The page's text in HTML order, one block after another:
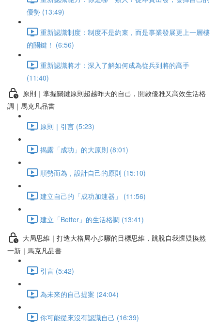
優勢 (13:49)
重新認識制度：制度不是約束，而是事業發展更上一層樓
的關鍵！ (6:56)
重新認識將才：深入了解如何成為從兵到將的高手
(11:40)
原則｜掌握關鍵原則超越昨天的自己，開啟優雅又高效生活格
調｜馬克凡品書
原則｜引言 (5:23)
揭露「成功」的大原則 (8:01)
順勢而為，設計自己的原則 (15:10)
建立自己的「成功加速器」 (11:56)
建立「Better」的生活格調 (13:41)
大局思維｜打造大格局小步驟的目標思維，跳脫自我懷疑換然
一新｜馬克凡品書
引言 (5:42)
為未來的自己提案 (24:04)
你可能從來沒有認識自己 (16:39)